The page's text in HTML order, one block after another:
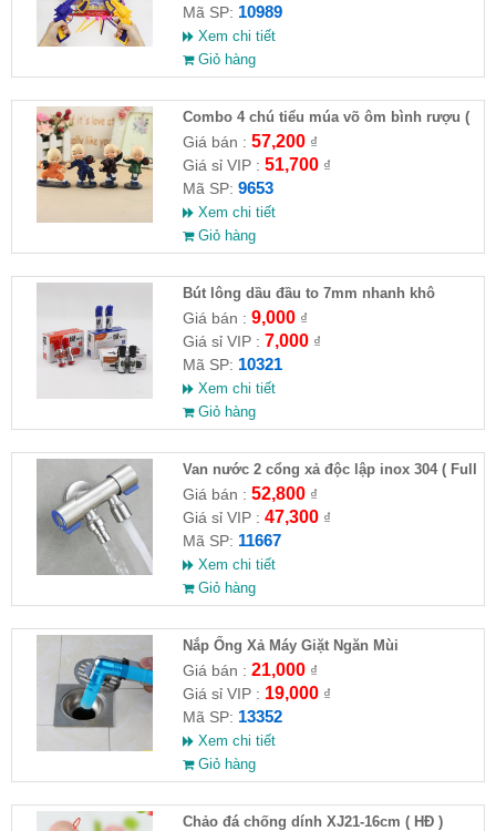
Mã SP: 10989
Xem chi tiết
Giỏ hàng
Combo 4 chú tiểu múa võ ôm bình rượu (
HĐ )
Giá bán : 57,200₫
Giá sỉ VIP : 51,700₫
Mã SP: 9653
Xem chi tiết
Giỏ hàng
Bút lông dầu đầu to 7mm nhanh khô
Giá bán : 9,000₫
Giá sỉ VIP : 7,000₫
Mã SP: 10321
Xem chi tiết
Giỏ hàng
Van nước 2 cổng xả độc lập inox 304 ( Full
VAT )
Giá bán : 52,800₫
Giá sỉ VIP : 47,300₫
Mã SP: 11667
Xem chi tiết
Giỏ hàng
Nắp Ống Xả Máy Giặt Ngăn Mùi
Giá bán : 21,000₫
Giá sỉ VIP : 19,000₫
Mã SP: 13352
Xem chi tiết
Giỏ hàng
Chảo đá chống dính XJ21-16cm ( HĐ )